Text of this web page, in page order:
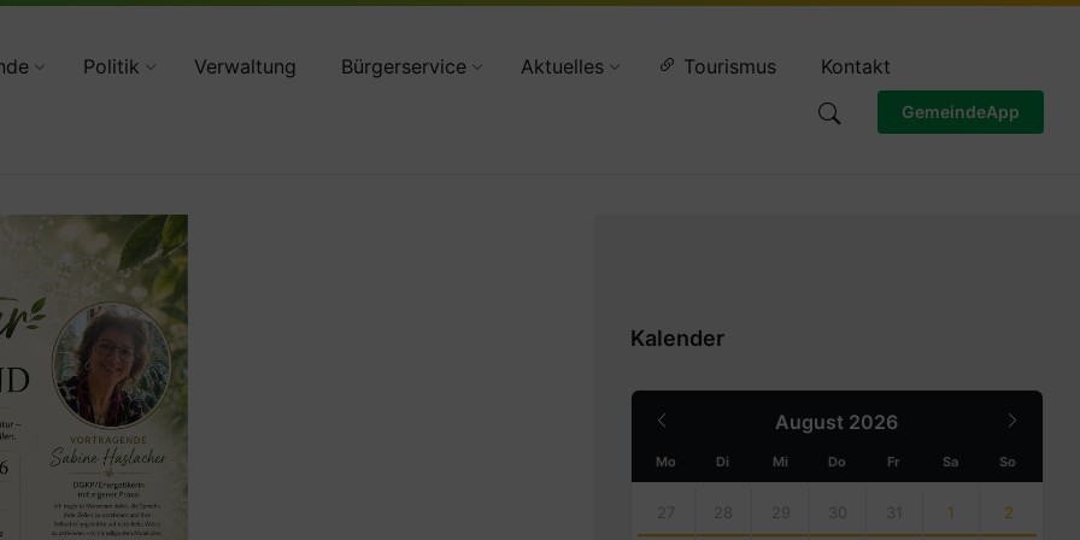
Politik Verwaltung Bürgerservice Aktuelles Tourismus Kontakt
GemeindeApp
Kalender
August 2026
Month
Mo Di Mi Do Fr Sa So
calendar
days
27 28 29 30 31 1 2